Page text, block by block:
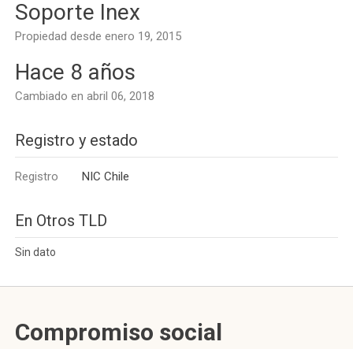
Soporte Inex
Propiedad desde enero 19, 2015
Hace 8 años
Cambiado en abril 06, 2018
Registro y estado
Registro NIC Chile
En Otros TLD
Sin dato
Compromiso social